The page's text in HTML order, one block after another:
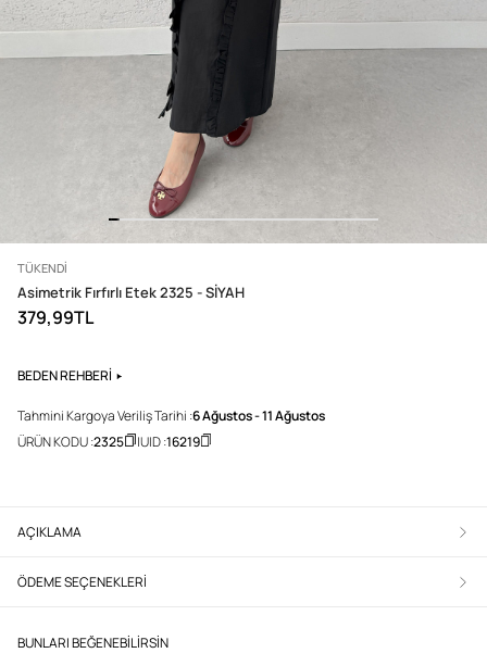
TÜKENDI
Asimetrik Fırfırlı Etek 2325 - SİYAH
379,99TL
BEDEN REHBERİ
Tahmini Kargoya Veriliş Tarihi :6 Ağustos - 11 Ağustos
ÜRÜN KODU :2325 UID :16219
AÇIKLAMA
ÖDEME SEÇENEKLERI
BUNLARI BEĞENEBILIRSIN